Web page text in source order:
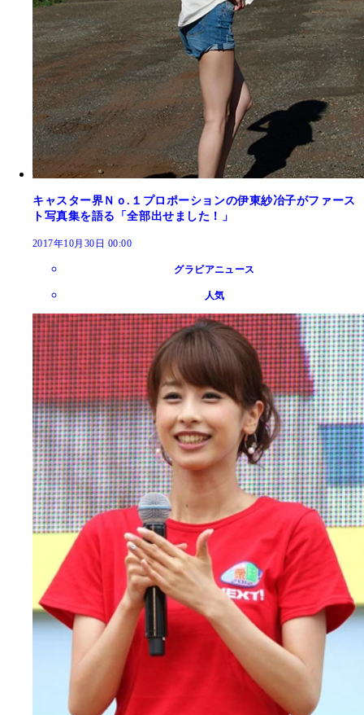
キャスター界Ｎｏ.１プロポーションの伊東紗冶子がファース
ト写真集を語る「全部出せました！」
2017年10月30日 00:00
グラビアニュース
人気